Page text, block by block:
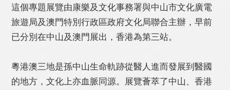
Like Facebook Twitter Line
這個專題展覽由康樂及文化事務署與中山市文化廣電
旅遊局及澳門特別行政區政府文化局聯合主辦，早前
已分別在中山及澳門展出，香港為第三站。
粵港澳三地是孫中山生命軌跡從醫人進而發展到醫國
的地方，文化上亦血脈同源。展覽薈萃了中山、香港